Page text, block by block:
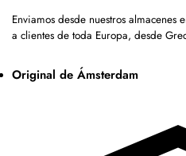
Enviamos desde nuestros
a clientes de toda Europa, desde
Original de Ámsterdam